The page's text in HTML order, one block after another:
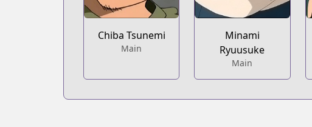
Chiba Tsunemi
Main
Minami
Ryuusuke
Main